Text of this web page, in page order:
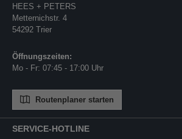
SERVICE-HOTLINE
HEES + PETERS
Metternichstr. 4
54292 Trier
Öffnungszeiten:
Mo - Fr: 07:45 - 17:00 Uhr
Routenplaner starten